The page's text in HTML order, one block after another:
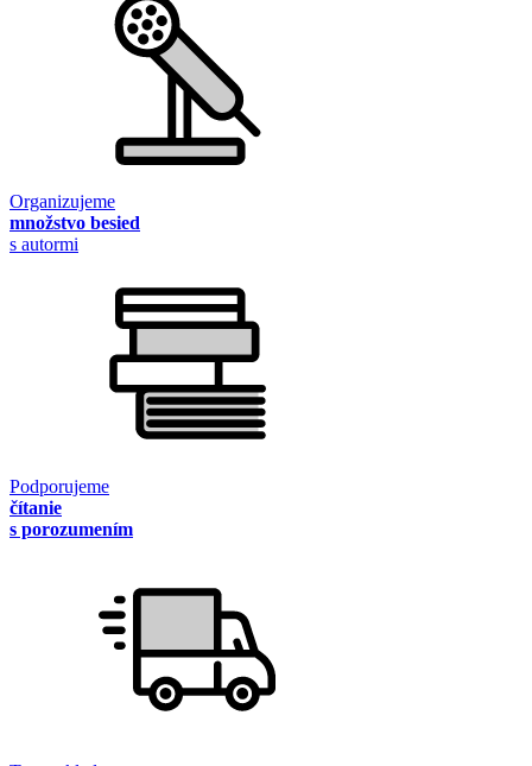
Organizujeme
množstvo besied
s autormi
Podporujeme
čítanie
s porozumením